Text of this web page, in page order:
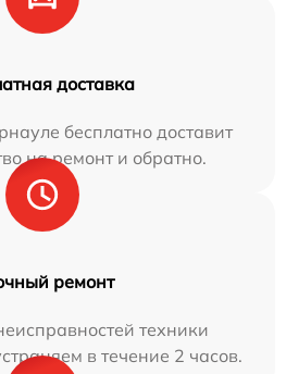
доставка
бесплатно доставит
на ремонт и обратно.
ремонт
техники
в течение 2 часов.